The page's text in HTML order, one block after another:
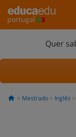
portugal
Quer
Mestrado Inglês